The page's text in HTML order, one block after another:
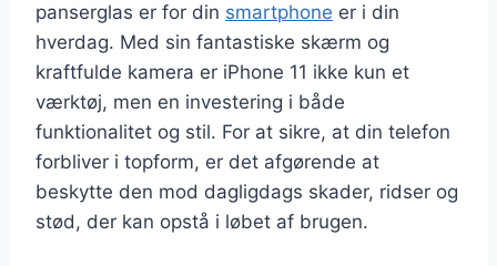
panserglas er for din smartphone er i din
hverdag. Med sin fantastiske skærm og
kraftfulde kamera er iPhone 11 ikke kun et
værktøj, men en investering i både
funktionalitet og stil. For at sikre, at din telefon
forbliver i topform, er det afgørende at
beskytte den mod dagligdags skader, ridser og
stød, der kan opstå i løbet af brugen.